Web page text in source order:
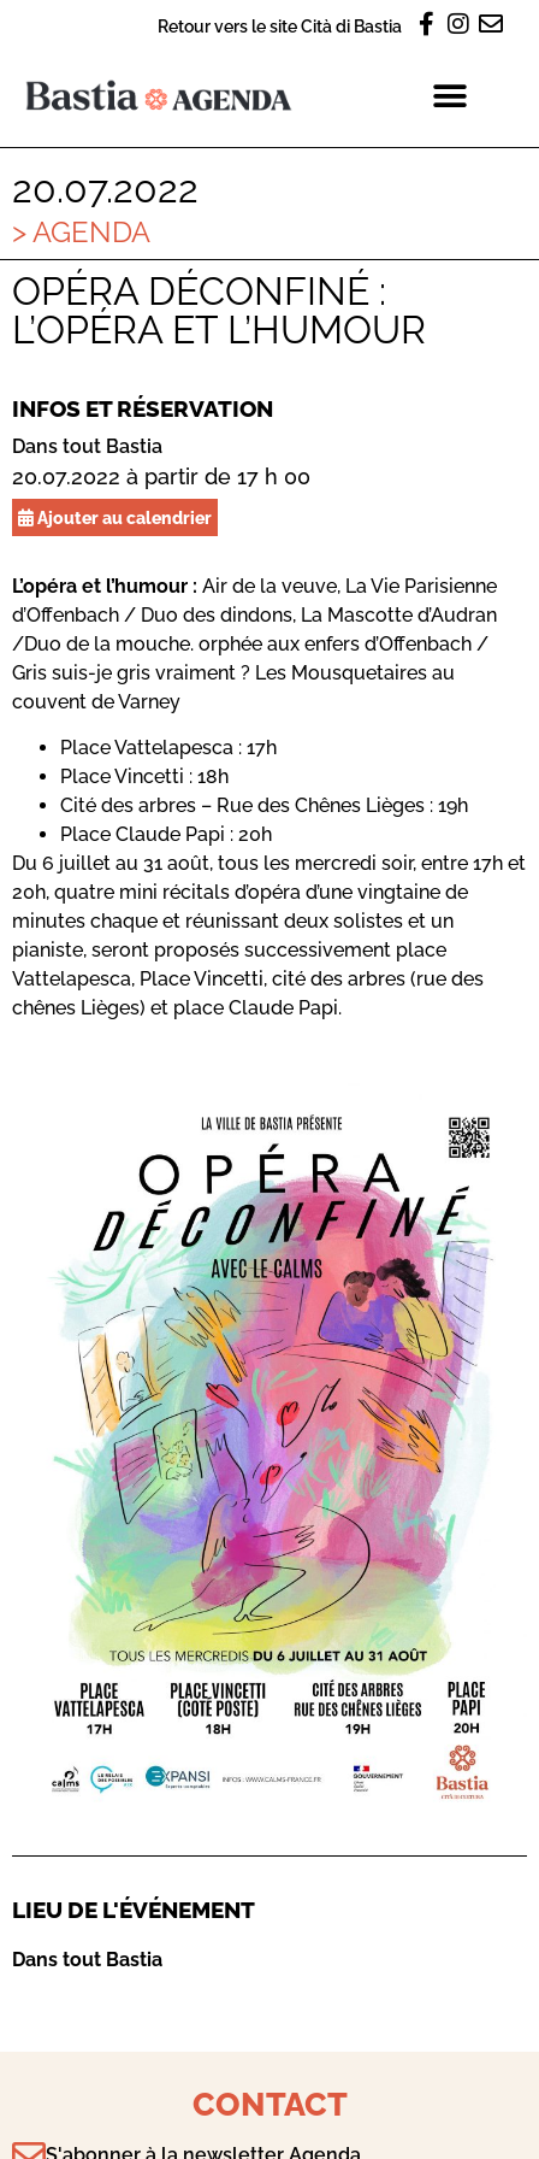
Retour vers le site Cità di Bastia
20.07.2022
> AGENDA
OPÉRA DÉCONFINÉ :
L’OPÉRA ET L’HUMOUR
INFOS ET RÉSERVATION
Dans tout Bastia
20.07.2022 à partir de 17 h 00
Ajouter au calendrier
L’opéra et l’humour : Air de la veuve, La Vie Parisienne
d’Offenbach / Duo des dindons, La Mascotte d’Audran
/Duo de la mouche. orphée aux enfers d’Offenbach /
Gris suis-je gris vraiment ? Les Mousquetaires au
couvent de Varney
Place Vattelapesca : 17h
Place Vincetti : 18h
Cité des arbres – Rue des Chênes Lièges : 19h
Place Claude Papi : 20h
Du 6 juillet au 31 août, tous les mercredi soir, entre 17h et
20h, quatre mini récitals d’opéra d’une vingtaine de
minutes chaque et réunissant deux solistes et un
pianiste, seront proposés successivement place
Vattelapesca, Place Vincetti, cité des arbres (rue des
chênes Lièges) et place Claude Papi.
LIEU DE L'ÉVÉNEMENT
Dans tout Bastia
CONTACT